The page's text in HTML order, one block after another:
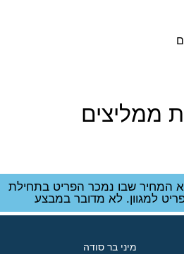
ממליצים
המחיר שבו נמכר הפריט בתחילת
למגוון. לא מדובר במבצע
מיני בר סודה